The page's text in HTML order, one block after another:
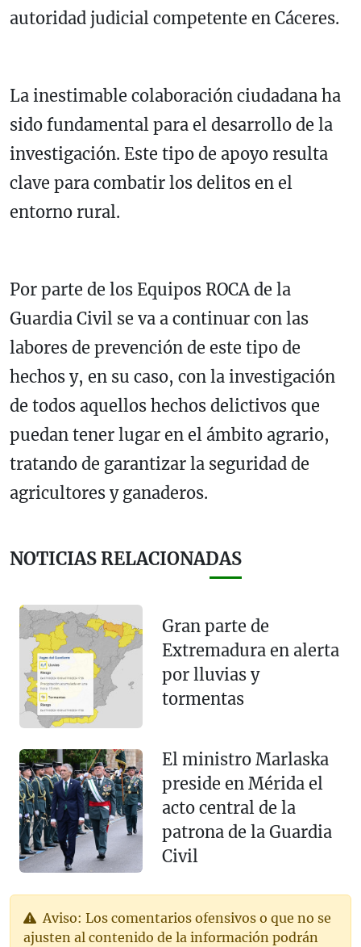
autoridad judicial competente en Cáceres.
La inestimable colaboración ciudadana ha
sido fundamental para el desarrollo de la
investigación. Este tipo de apoyo resulta
clave para combatir los delitos en el
entorno rural.
Por parte de los Equipos ROCA de la
Guardia Civil se va a continuar con las
labores de prevención de este tipo de
hechos y, en su caso, con la investigación
de todos aquellos hechos delictivos que
puedan tener lugar en el ámbito agrario,
tratando de garantizar la seguridad de
agricultores y ganaderos.
NOTICIAS RELACIONADAS
Gran parte de
Extremadura en alerta
por lluvias y
tormentas
El ministro Marlaska
preside en Mérida el
acto central de la
patrona de la Guardia
Civil
Aviso: Los comentarios ofensivos o que no se
ajusten al contenido de la información podrán